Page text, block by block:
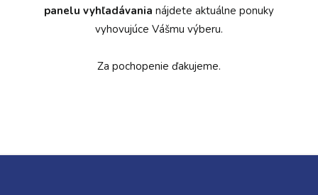
panelu vyhľadávania nájdete aktuálne ponuky
vyhovujúce Vášmu výberu.
Za pochopenie ďakujeme.